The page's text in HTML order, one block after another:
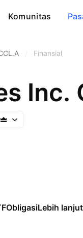
Komunitas
Finansial
Inc.
ObligasiLebih lanjut